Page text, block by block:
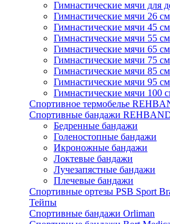
Гимнастические мячи для
Гимнастические мячи 26 см
Гимнастические мячи 45 см
Гимнастические мячи 55 см
Гимнастические мячи 65 см
Гимнастические мячи 75 см
Гимнастические мячи 85 см
Гимнастические мячи 95 см
Гимнастические мячи 100
Спортивное термобелье
Спортивные бандажи
Бедренные бандажи
Голеностопные бандажи
Икроножные бандажи
Локтевые бандажи
Лучезапястные бандажи
Плечевые бандажи
Спортивные ортезы PSB Sport
Тейпы
Спортивные бандажи Orliman